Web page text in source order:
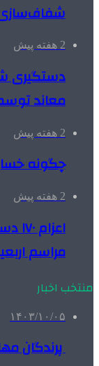
شفاف‌سازی ۲۸ میلیارد یورو
2 هفته پیش
دستگیری
معاند
2 هفته پیش
چگونه
2 هفته پیش
مراسم
منتخب اخبار
۱۴۰۳/۱۰/۰۵
پرندگان